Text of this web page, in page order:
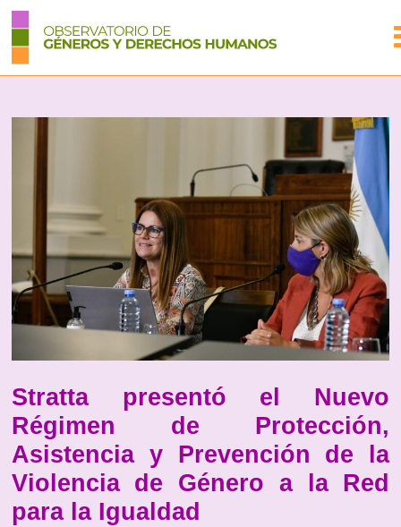
Stratta presentó el Nuevo
Régimen de Protección,
Asistencia y Prevención de la
Violencia de Género a la Red
para la Igualdad